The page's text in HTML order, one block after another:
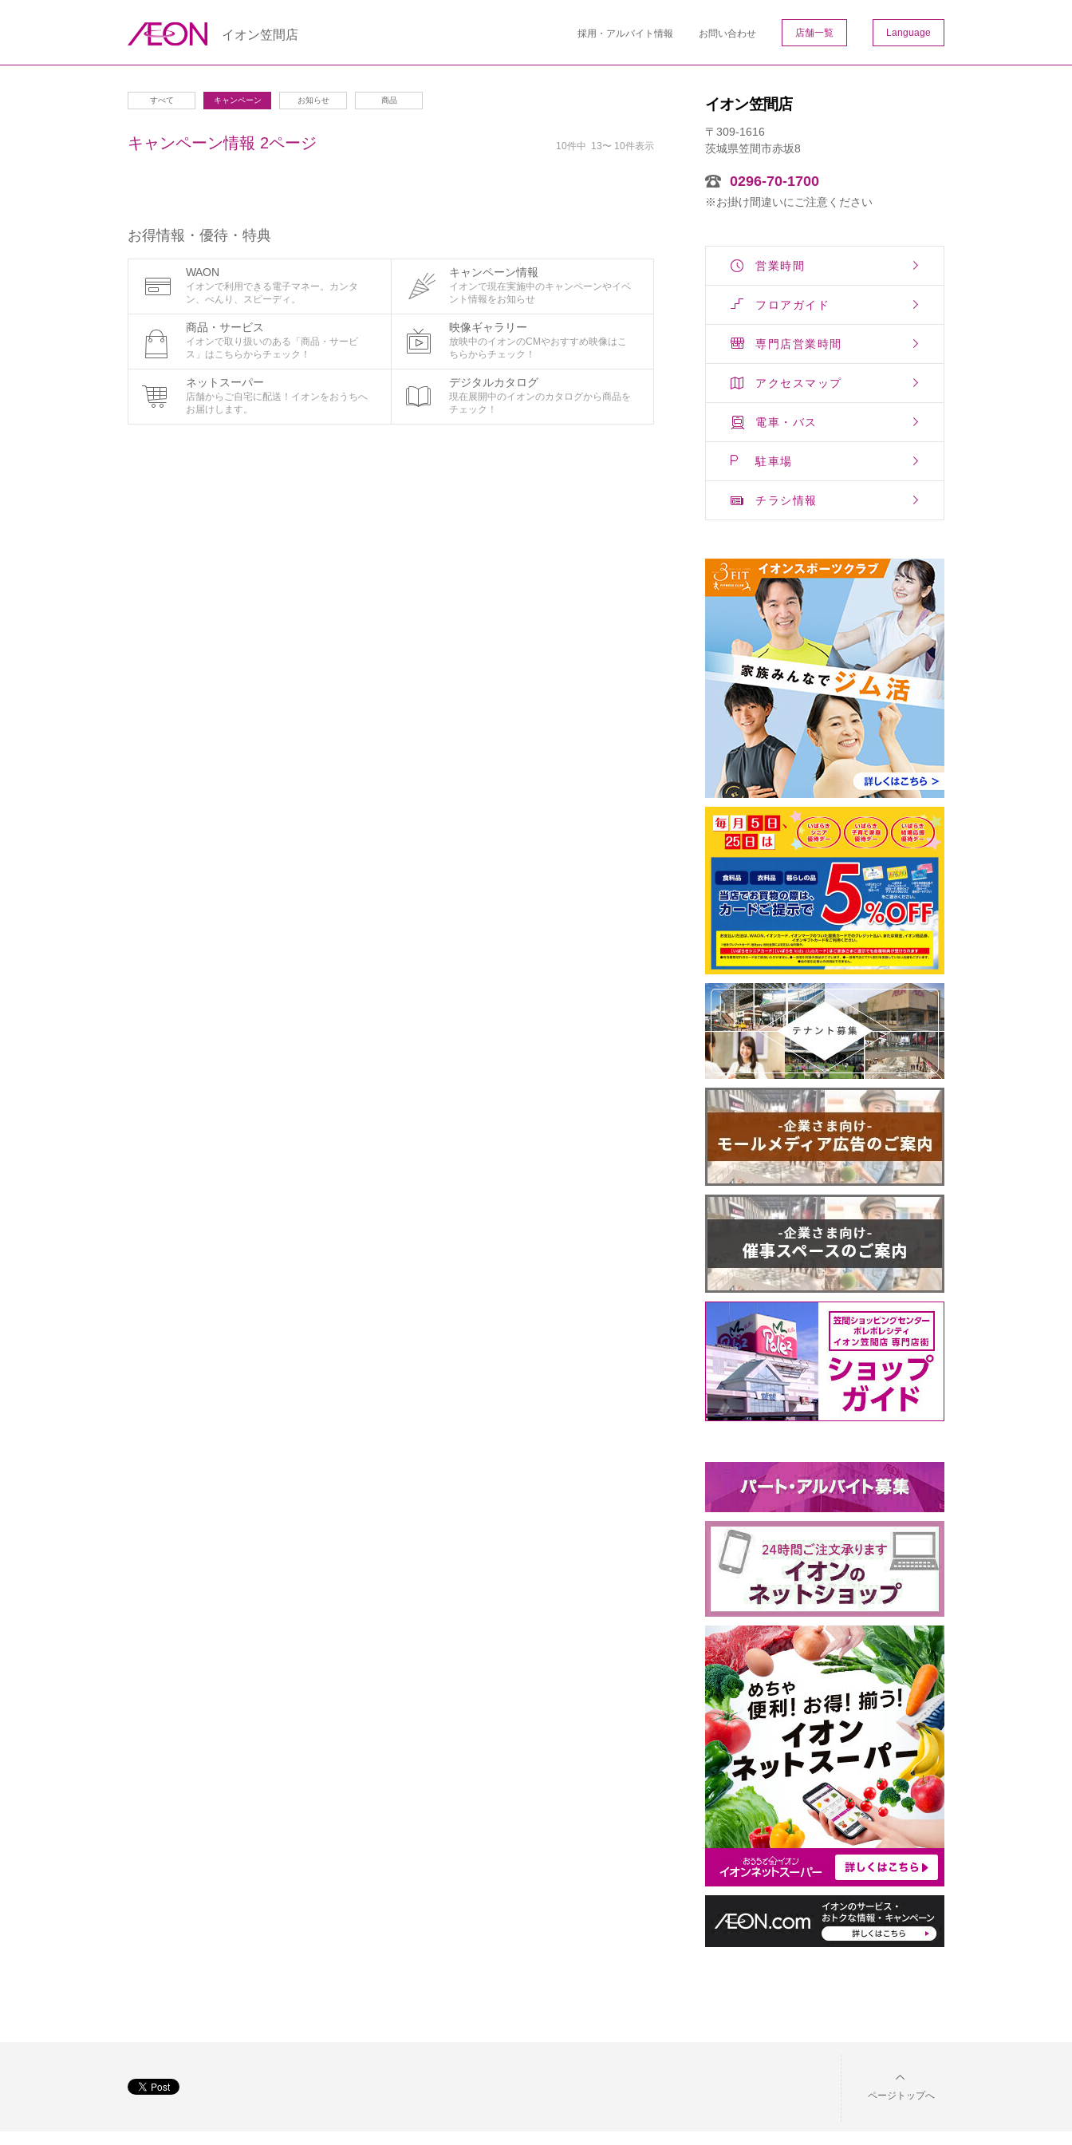
イオン笠間店 採用・アルバイト情報 お問い合わせ 店舗一覧 Language
すべて キャンペーン お知らせ 商品
キャンペーン情報 2ページ 10件中 13〜 10件表示
お得情報・優待・特典
WAON
イオンで利用できる電子マネー。カンタ
ン、べんり、スピーディ。
キャンペーン情報
イオンで現在実施中のキャンペーンやイベ
ント情報をお知らせ
商品・サービス
イオンで取り扱いのある「商品・サービ
ス」はこちらからチェック！
映像ギャラリー
放映中のイオンのCMやおすすめ映像はこ
ちらからチェック！
ネットスーパー
店舗からご自宅に配送！イオンをおうちへ
お届けします。
デジタルカタログ
現在展開中のイオンのカタログから商品を
チェック！
イオン笠間店
〒309-1616
茨城県笠間市赤坂8
0296-70-1700
※お掛け間違いにご注意ください
営業時間
フロアガイド
専門店営業時間
アクセスマップ
電車・バス
駐車場
チラシ情報
ページトップへ